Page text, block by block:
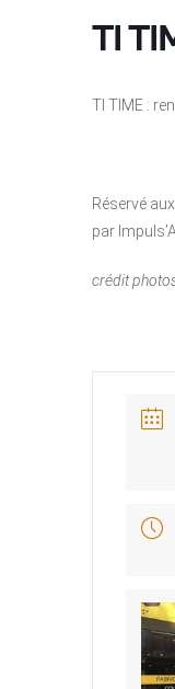
TI
TI TIME :
Réservé
par
crédit